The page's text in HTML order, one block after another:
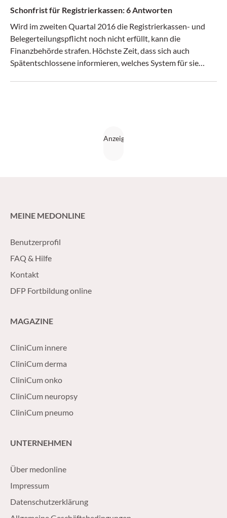
Schonfrist für Registrierkassen: 6 Antworten
Wird im zweiten Quartal 2016 die Registrierkassen- und
Belegerteilungspflicht noch nicht erfüllt, kann die
Finanzbehörde strafen. Höchste Zeit, dass sich auch
Spätentschlossene informieren, welches System für sie
MEINE MEDONLINE
Benutzerprofil
FAQ & Hilfe
Kontakt
DFP Fortbildung online
MAGAZINE
CliniCum innere
CliniCum derma
CliniCum onko
CliniCum neuropsy
CliniCum pneumo
UNTERNEHMEN
Über medonline
Impressum
Datenschutzerklärung